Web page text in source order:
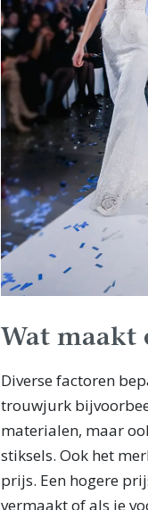
Wat maakt
Diverse factoren
trouwjurk
materialen, maar
stiksels. Ook het
prijs. Een hogere
vermaakt of als je